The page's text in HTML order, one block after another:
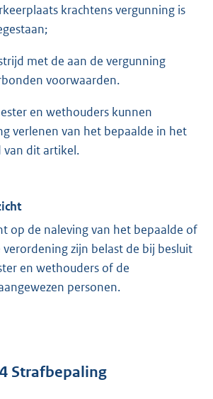
krachtens vergunning is
met de aan de vergunning
voorwaarden.
en wethouders kunnen
verlenen van het bepaalde in het
van dit artikel.
op de naleving van het bepaalde of
verordening zijn belast de bij besluit
en wethouders of de
personen.
Strafbepaling